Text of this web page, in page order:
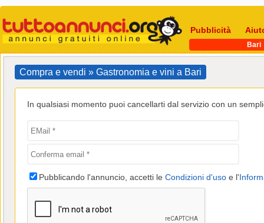
Pubblicità
Bari
Compra e vendi » Gastronomia e vini a Bari
In qualsiasi momento puoi cancellarti dal servizio con un
Pubblicando l'annuncio, accetti le Condizioni d'uso e l'